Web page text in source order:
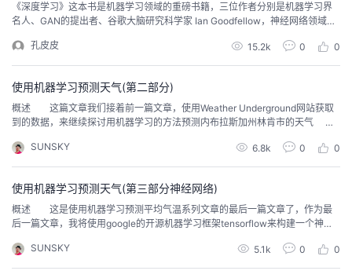
《深度学习》这本书是机器学习领域的重磅书籍，三位作者分别是机器学习界
名人、GAN的提出者、谷歌大脑研究科学家 Ian Goodfellow，神经网络领域创
的老师）、同在蒙特利尔大学的神经网络与数据挖掘教授 Aaron Courville。只
看作者阵容就知道这本书肯定能够从深度学习的基础知识和原理...
孔皮皮 15.2k 0 0
使用机器学习预测天气(第二部分)
概述 这篇文章我们接着前一篇文章，使用Weather Underground网站获取
到的数据，来继续探讨用机器学习的方法预测内布拉斯加州林肯市的天气
上一篇文章处理好的数据，建立线性回归模型来预测天气。为了建立线性回归
模型，我要用到python里非常重要的两个机器学习相关的库：Scikit-Learn和S
SUNSKY 6.8k 0 0
使用机器学习预测天气(第三部分神经网络)
概述 这是使用机器学习预测平均气温系列文章的最后一篇文章了，作为最
后一篇文章，我将使用google的开源机器学习框架tensorflow来构建一个神经
做讲述。 这篇文章我主要讲解一下几点：了解人工神经网络理论tensorflo
w高级API:Estimators构建DNN模型预测天气人工神经网络基础理论 ...
SUNSKY 5.1k 0 0